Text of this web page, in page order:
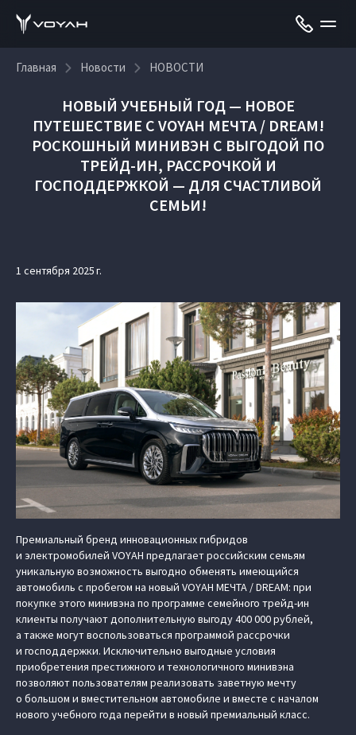
Главная Новости НОВОСТИ
НОВЫЙ УЧЕБНЫЙ ГОД — НОВОЕ
ПУТЕШЕСТВИЕ С VOYAH МЕЧТА / DREAM!
РОСКОШНЫЙ МИНИВЭН С ВЫГОДОЙ ПО
ТРЕЙД-ИН, РАССРОЧКОЙ И
ГОСПОДДЕРЖКОЙ — ДЛЯ СЧАСТЛИВОЙ
СЕМЬИ!
1 сентября 2025 г.
Премиальный бренд инновационных гибридов
и электромобилей VOYAH предлагает российским семьям
уникальную возможность выгодно обменять имеющийся
автомобиль с пробегом на новый VOYAH МЕЧТА / DREAM: при
покупке этого минивэна по программе семейного трейд-ин
клиенты получают дополнительную выгоду 400 000 рублей,
а также могут воспользоваться программой рассрочки
и господдержки. Исключительно выгодные условия
приобретения престижного и технологичного минивэна
позволяют пользователям реализовать заветную мечту
о большом и вместительном автомобиле и вместе с началом
нового учебного года перейти в новый премиальный класс.